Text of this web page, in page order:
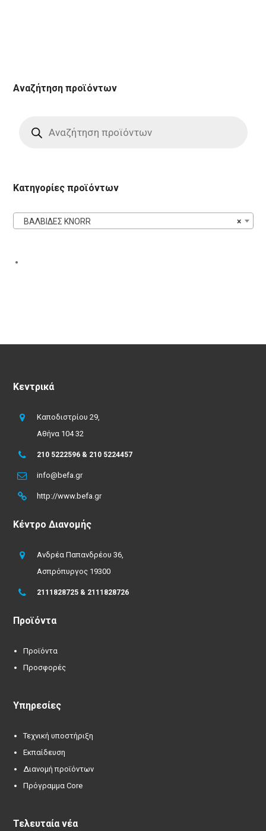
Αναζήτηση προϊόντων
search
Κατηγορίες προϊόντων
×
ΒΑΛΒΙΔΕΣ KNORR
Κεντρικά
Καποδιστρίου 29,
Αθήνα 104 32
210 5222596 & 210 5224457
info@befa.gr
http://www.befa.gr
Κέντρο Διανομής
Ανδρέα Παπανδρέου 36,
Ασπρόπυργος 19300
2111828725 & 2111828726
Προϊόντα
Προϊόντα
Προσφορές
Υπηρεσίες
Τεχνική υποστήριξη
Εκπαίδευση
Διανομή προϊόντων
Πρόγραμμα Core
Τελευταία νέα